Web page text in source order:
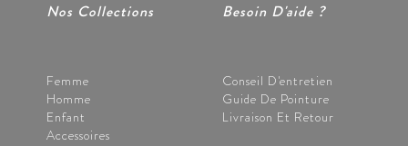
Nos Collections
Femme
Homme
Enfant
Accessoires
Besoin D'aide ?
Conseil D'entretien
Guide De Pointure
Livraison Et Retour